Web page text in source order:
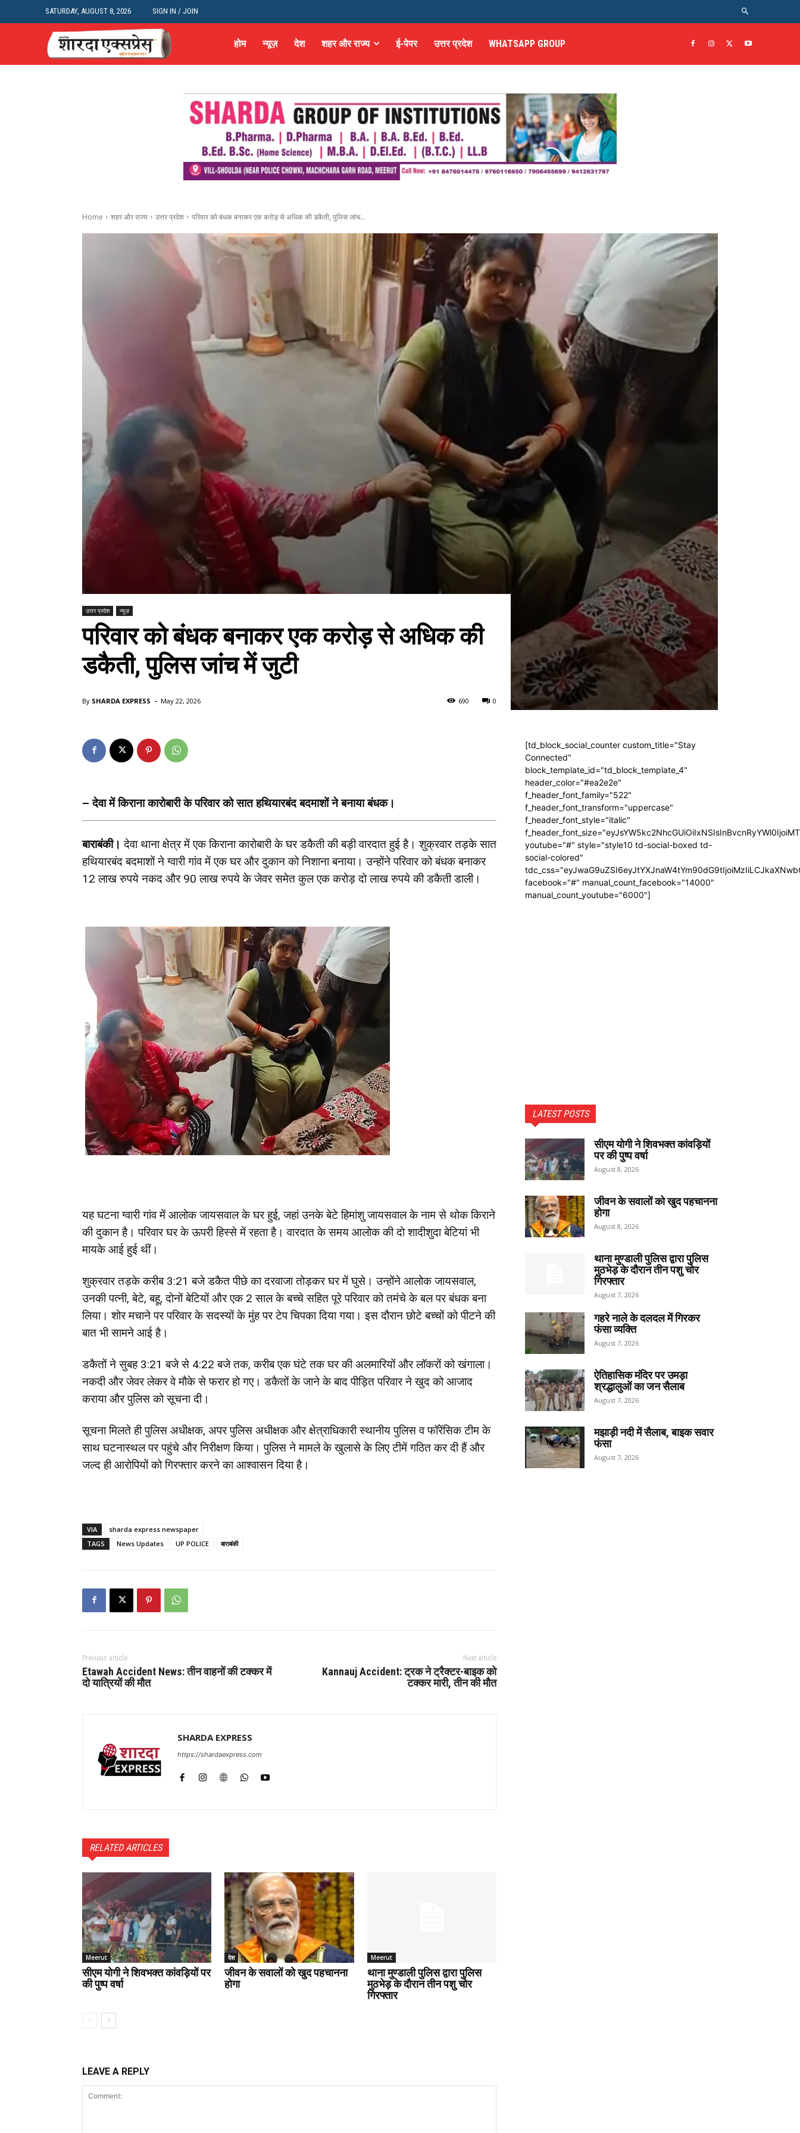
SATURDAY, AUGUST 8, 2026 SIGN IN / JOIN
होम न्यूज़ देश शहर और राज्य ई-पेपर उत्तर प्रदेश WHATSAPP GROUP
Home शहर और राज्य उत्तर प्रदेश परिवार को बंधक बनाकर एक करोड़ से अधिक की डकैती, पुलिस जांच...
उत्तर प्रदेश न्यूज़
परिवार को बंधक बनाकर एक करोड़ से अधिक की
डकैती, पुलिस जांच में जुटी
By SHARDA EXPRESS - May 22, 2026 0
690
– देवा में किराना कारोबारी के परिवार को सात हथियारबंद बदमाशों ने बनाया बंधक।
बाराबंकी। देवा थाना क्षेत्र में एक किराना कारोबारी के घर डकैती की बड़ी वारदात हुई है। शुक्रवार तड़के सात
हथियारबंद बदमाशों ने ग्वारी गांव में एक घर और दुकान को निशाना बनाया। उन्होंने परिवार को बंधक बनाकर
12 लाख रुपये नकद और 90 लाख रुपये के जेवर समेत कुल एक करोड़ दो लाख रुपये की डकैती डाली।
यह घटना ग्वारी गांव में आलोक जायसवाल के घर हुई, जहां उनके बेटे हिमांशु जायसवाल के नाम से थोक किराने
की दुकान है। परिवार घर के ऊपरी हिस्से में रहता है। वारदात के समय आलोक की दो शादीशुदा बेटियां भी
मायके आई हुई थीं।
शुक्रवार तड़के करीब 3:21 बजे डकैत पीछे का दरवाजा तोड़कर घर में घुसे। उन्होंने आलोक जायसवाल,
उनकी पत्नी, बेटे, बहू, दोनों बेटियों और एक 2 साल के बच्चे सहित पूरे परिवार को तमंचे के बल पर बंधक बना
लिया। शोर मचाने पर परिवार के सदस्यों के मुंह पर टेप चिपका दिया गया। इस दौरान छोटे बच्चों को पीटने की
बात भी सामने आई है।
डकैतों ने सुबह 3:21 बजे से 4:22 बजे तक, करीब एक घंटे तक घर की अलमारियों और लॉकरों को खंगाला।
नकदी और जेवर लेकर वे मौके से फरार हो गए। डकैतों के जाने के बाद पीड़ित परिवार ने खुद को आजाद
कराया और पुलिस को सूचना दी।
सूचना मिलते ही पुलिस अधीक्षक, अपर पुलिस अधीक्षक और क्षेत्राधिकारी स्थानीय पुलिस व फॉरेंसिक टीम के
साथ घटनास्थल पर पहुंचे और निरीक्षण किया। पुलिस ने मामले के खुलासे के लिए टीमें गठित कर दी हैं और
जल्द ही आरोपियों को गिरफ्तार करने का आश्वासन दिया है।
VIA
sharda express newspaper
TAGS
News Updates UP POLICE बाराबंकी
Previous article
Etawah Accident News: तीन वाहनों की टक्कर में
दो यात्रियों की मौत
Next article
Kannauj Accident: ट्रक ने ट्रैक्टर-बाइक को
टक्कर मारी, तीन की मौत
SHARDA EXPRESS
https://shardaexpress.com
RELATED ARTICLES
Meerut
सीएम योगी ने शिवभक्त कांवड़ियों पर
की पुष्प वर्षा
देश
जीवन के सवालों को खुद पहचानना
होगा
Meerut
थाना मुण्डाली पुलिस द्वारा पुलिस
मुठभेड़ के दौरान तीन पशु चोर
गिरफ्तार
LEAVE A REPLY
[td_block_social_counter custom_title="Stay
Connected"
block_template_id="td_block_template_4"
header_color="#ea2e2e"
f_header_font_family="522"
f_header_font_transform="uppercase"
f_header_font_style="italic"
youtube="#" style="style10 td-social-boxed td-
social-colored"
facebook="#" manual_count_facebook="14000"
manual_count_youtube="6000"]
LATEST POSTS
सीएम योगी ने शिवभक्त कांवड़ियों
पर की पुष्प वर्षा
August 8, 2026
जीवन के सवालों को खुद पहचानना
होगा
August 8, 2026
थाना मुण्डाली पुलिस द्वारा पुलिस
मुठभेड़ के दौरान तीन पशु चोर
गिरफ्तार
August 7, 2026
गहरे नाले के दलदल में गिरकर
फंसा व्यक्ति
August 7, 2026
ऐतिहासिक मंदिर पर उमड़ा
श्रद्धालुओं का जन सैलाब
August 7, 2026
मझाड़ी नदी में सैलाब, बाइक सवार
फंसा
August 7, 2026